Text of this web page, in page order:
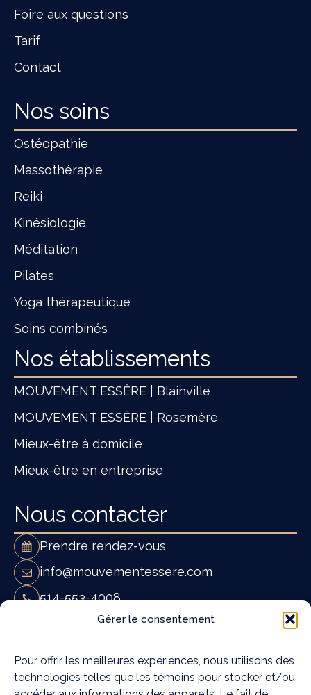
Gérer le consentement
Pour offrir les meilleures expériences, nous utilisons des
technologies telles que les témoins pour stocker et/ou
Foire aux questions
Tarif
Contact
Nos soins
Ostéopathie
Massothérapie
Reiki
Kinésiologie
Méditation
Pilates
Yoga thérapeutique
Soins combinés
Nos établissements
MOUVEMENT ESSĔRE | Blainville
MOUVEMENT ESSĔRE | Rosemère
Mieux-être à domicile
Mieux-être en entreprise
Nous contacter
Prendre rendez-vous
info@mouvementessere.com
514-553-4008
Mouvement Essĕre - Ostéopathie et
19A Rue Françoise Loranger,
Blainville, QC J7C 4W6